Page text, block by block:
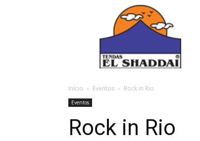
Início Eventos Rock in Rio
Eventos
Rock in Rio